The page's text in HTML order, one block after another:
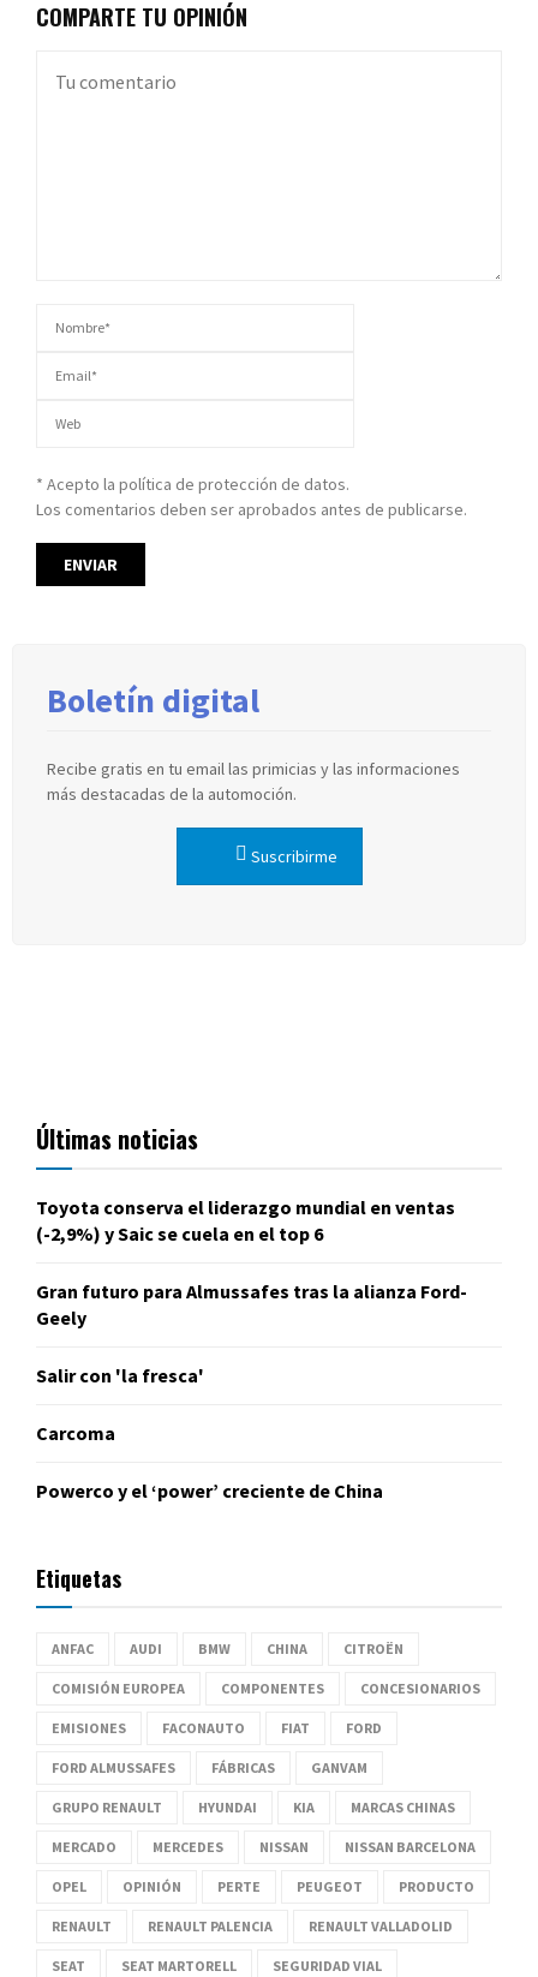
COMPARTE TU OPINIÓN
* Acepto la política de protección de datos.
Los comentarios deben ser aprobados antes de publicarse.
Boletín digital
Recibe gratis en tu email las primicias y las informaciones
más destacadas de la automoción.
Suscribirme
Últimas noticias
Toyota conserva el liderazgo mundial en ventas
(-2,9%) y Saic se cuela en el top 6
Gran futuro para Almussafes tras la alianza Ford-
Geely
Salir con 'la fresca'
Carcoma
Powerco y el ‘power’ creciente de China
Etiquetas
ANFAC AUDI BMW CHINA CITROËN
COMISIÓN EUROPEA COMPONENTES CONCESIONARIOS
EMISIONES FACONAUTO FIAT FORD
FORD ALMUSSAFES FÁBRICAS GANVAM
GRUPO RENAULT HYUNDAI KIA MARCAS CHINAS
MERCADO MERCEDES NISSAN NISSAN BARCELONA
OPEL OPINIÓN PERTE PEUGEOT PRODUCTO
RENAULT RENAULT PALENCIA RENAULT VALLADOLID
SEAT SEAT MARTORELL SEGURIDAD VIAL